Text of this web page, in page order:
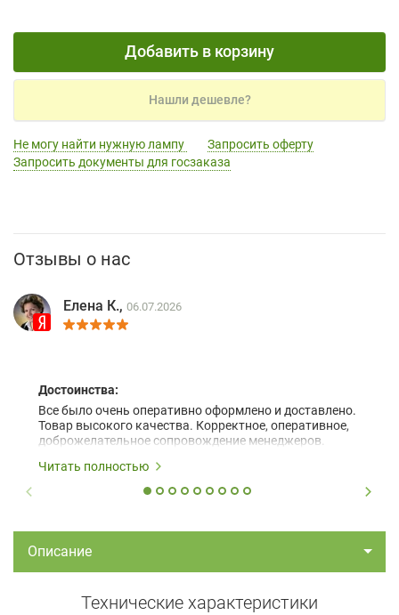
Добавить в корзину
Нашли дешевле?
Не могу найти нужную лампу
Запросить оферту
Запросить документы для госзаказа
Отзывы о нас
Елена К., 06.07.2026
Достоинства:
Все было очень оперативно оформлено и доставлено.
Товар высокого качества. Корректное, оперативное,
доброжелательное сопровождение менеджеров.
Читать полностью
Описание
Технические характеристики